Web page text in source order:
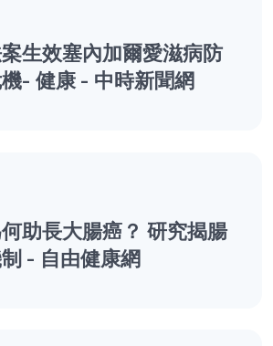
生效塞內加爾愛滋病防
- 健康 - 中時新聞網
助長大腸癌？ 研究揭腸
- 自由健康網